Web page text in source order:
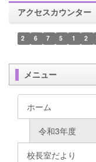
アクセスカウンター
2 6 7 5 1 2
メニュー
ホーム
令和3年度
校長室だより